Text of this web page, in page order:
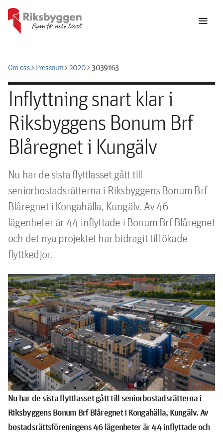
menu
Om osschevron_rightPressrumchevron_right2020chevron_right3039163
Inflyttning snart klar i
Riksbyggens Bonum Brf
Blåregnet i Kungälv
Nu har de sista flyttlasset gått till
seniorbostadsrätterna i Riksbyggens Bonum Brf
Blåregnet i Kongahälla, Kungälv. Av 46
lägenheter är 44 inflyttade i Bonum Brf Blåregnet
och det nya projektet har bidragit till ökade
flyttkedjor.
Nu har de sista flyttlasset gått till seniorbostadsrätterna i
Riksbyggens Bonum Brf Blåregnet i Kongahälla, Kungälv. Av
bostadsrättsföreningens 46 lägenheter är 44 inflyttade och